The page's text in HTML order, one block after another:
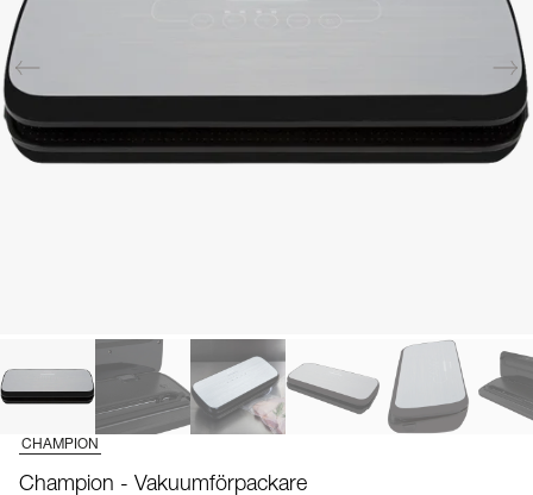
CHAMPION
Champion - Vakuumförpackare